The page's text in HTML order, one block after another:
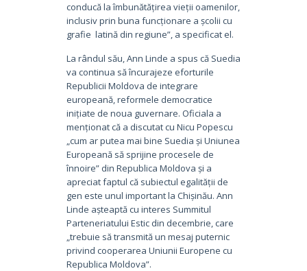
conducă la îmbunătățirea vieții oamenilor,
inclusiv prin buna funcționare a școlii cu
grafie latină din regiune”, a specificat el.
La rândul său, Ann Linde a spus că Suedia
va continua să încurajeze eforturile
Republicii Moldova de integrare
europeană, reformele democratice
inițiate de noua guvernare. Oficiala a
menționat că a discutat cu Nicu Popescu
„cum ar putea mai bine Suedia și Uniunea
Europeană să sprijine procesele de
înnoire” din Republica Moldova și a
apreciat faptul că subiectul egalității de
gen este unul important la Chișinău. Ann
Linde așteaptă cu interes Summitul
Parteneriatului Estic din decembrie, care
„trebuie să transmită un mesaj puternic
privind cooperarea Uniunii Europene cu
Republica Moldova”.